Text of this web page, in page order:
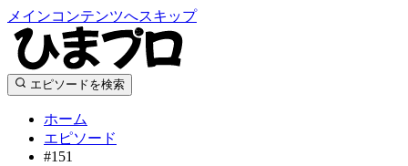
メインコンテンツへスキップ
エピソードを検索
ホーム
エピソード
#151